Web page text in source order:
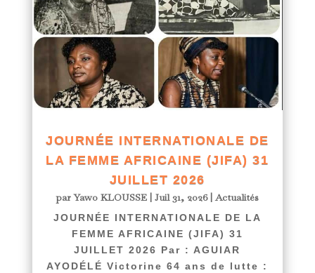
JOURNÉE INTERNATIONALE DE
LA FEMME AFRICAINE (JIFA) 31
JUILLET 2026
parYawo KLOUSSE |Juil 31, 2026|Actualités
JOURNÉE INTERNATIONALE DE LA
FEMME AFRICAINE (JIFA) 31
JUILLET 2026 Par : AGUIAR
AYODÉLÉ Victorine 64 ans de lutte :